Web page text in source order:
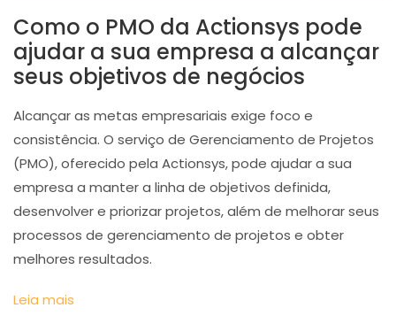
Como o PMO da Actionsys pode
ajudar a sua empresa a alcançar
seus objetivos de negócios
Alcançar as metas empresariais exige foco e
consistência. O serviço de Gerenciamento de Projetos
(PMO), oferecido pela Actionsys, pode ajudar a sua
empresa a manter a linha de objetivos definida,
desenvolver e priorizar projetos, além de melhorar seus
processos de gerenciamento de projetos e obter
melhores resultados.
Leia mais